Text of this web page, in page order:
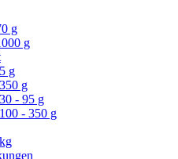
g
g
g
g
- 95 g
- 350 g